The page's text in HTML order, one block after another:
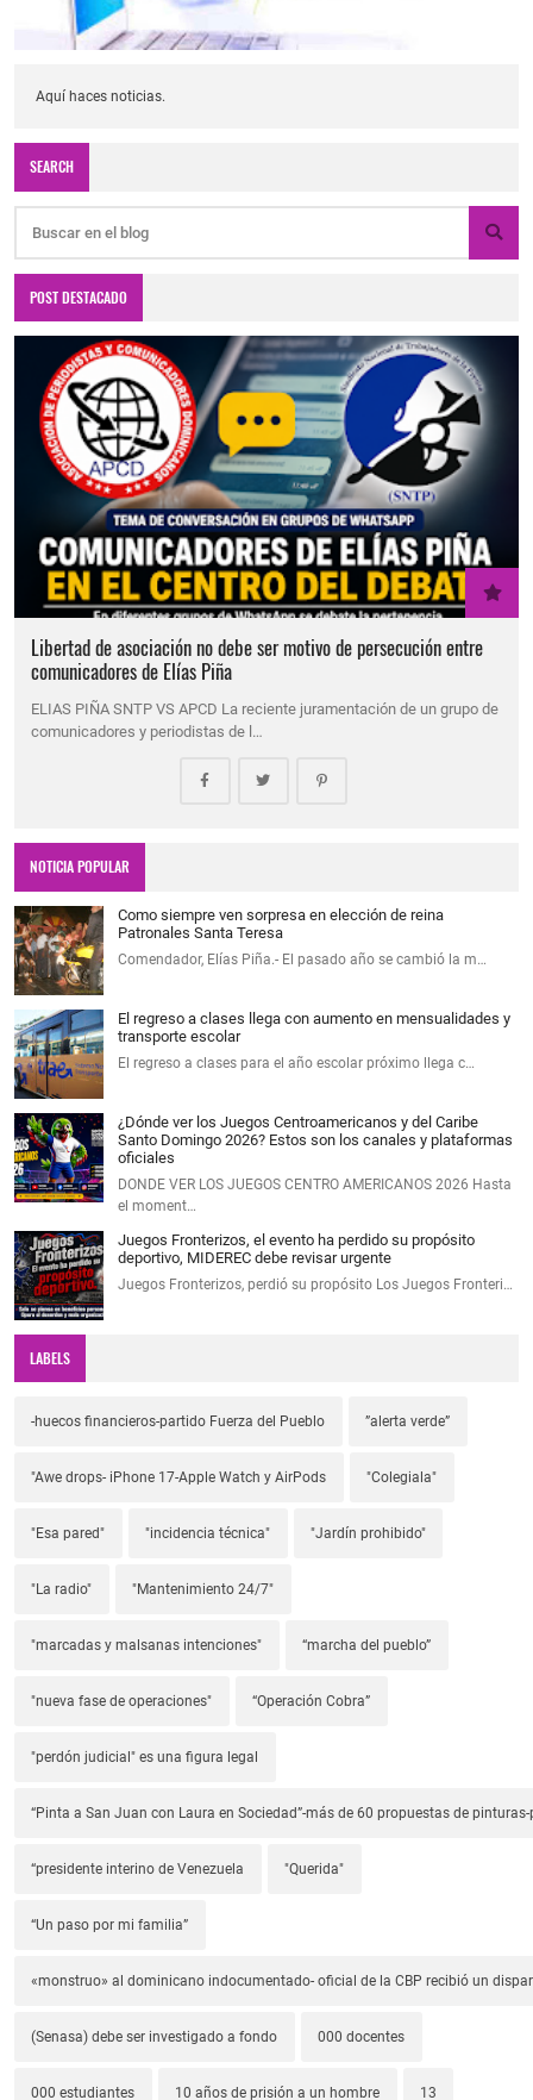
Aquí haces noticias.
SEARCH
POST DESTACADO
Libertad de asociación no debe ser motivo de persecución entre
comunicadores de Elías Piña
ELIAS PIÑA SNTP VS APCD La reciente juramentación de un grupo de
comunicadores y periodistas de l…
NOTICIA POPULAR
Como siempre ven sorpresa en elección de reina
Patronales Santa Teresa
Comendador, Elías Piña.- El pasado año se cambió la m…
El regreso a clases llega con aumento en mensualidades y
transporte escolar
El regreso a clases para el año escolar próximo llega c…
¿Dónde ver los Juegos Centroamericanos y del Caribe
Santo Domingo 2026? Estos son los canales y plataformas
oficiales
DONDE VER LOS JUEGOS CENTRO AMERICANOS 2026 Hasta
el moment…
Juegos Fronterizos, el evento ha perdido su propósito
deportivo, MIDEREC debe revisar urgente
Juegos Fronterizos, perdió su propósito Los Juegos Fronteri…
LABELS
-huecos financieros-partido Fuerza del Pueblo ”alerta verde”
"Awe drops- iPhone 17-Apple Watch y AirPods "Colegiala"
"Esa pared" "incidencia técnica" "Jardín prohibido"
"La radio" "Mantenimiento 24/7"
"marcadas y malsanas intenciones" “marcha del pueblo”
"nueva fase de operaciones" “Operación Cobra”
"perdón judicial" es una figura legal
“Pinta a San Juan con Laura en Sociedad”-más de 60 propuestas de
“presidente interino de Venezuela "Querida"
“Un paso por mi familia”
«monstruo» al dominicano indocumentado- oficial de la CBP recibió un
(Senasa) debe ser investigado a fondo 000 docentes
000 estudiantes 10 años de prisión a un hombre 13